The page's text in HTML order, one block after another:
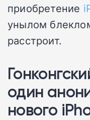
приобретение
унылом
расстроит.
один
нового